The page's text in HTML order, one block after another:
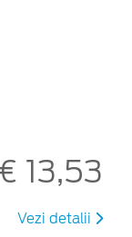
13,53
Vezi detalii